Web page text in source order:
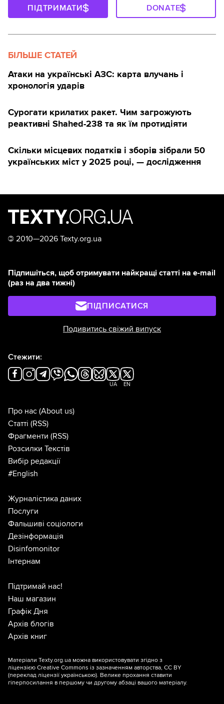
ПІДТРИМАТИ DONATE
БІЛЬШЕ СТАТЕЙ
Атаки на українські АЗС: карта влучань і
хронологія ударів
Сурогати крилатих ракет. Чим загрожують
реактивні Shahed-238 та як їм протидіяти
Скільки місцевих податків і зборів зібрали 50
українських міст у 2025 році, — дослідження
© 2010—2026 Texty.org.ua
Підпишіться, щоб отримувати найкращі статті на e-mail
(раз на два тижні)
ПІДПИСАТИСЯ
Подивитись свіжий випуск
Стежити:
UA EN
Про нас (About us)
Статті (RSS)
Фрагменти (RSS)
Розсилки Текстів
Вибір редакції
#English
Журналістика даних
Послуги
Фальшиві соціологи
Дезінформація
Disinfomonitor
Інтернам
Підтримай нас!
Наш магазин
Графік Дня
Архів блогів
Архів книг
Матеріали Texty.org.ua можна використовувати згідно з
ліцензією Creative Commons із зазначенням авторства, CC BY
(переклад ліцензії українською). Велике прохання ставити
гіперпосилання в першому чи другому абзаці вашого матеріалу.